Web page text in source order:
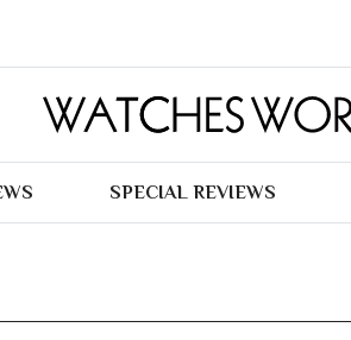
SPECIAL REVIEWS